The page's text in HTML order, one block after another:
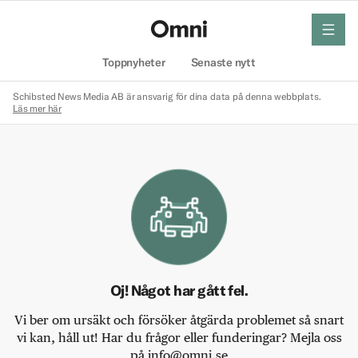
Toppnyheter Senaste nytt
meny
Schibsted News Media AB är ansvarig för dina data på denna webbplats.
Läs mer här
Oj! Något har gått fel.
Vi ber om ursäkt och försöker åtgärda problemet så snart
vi kan, håll ut! Har du frågor eller funderingar? Mejla oss